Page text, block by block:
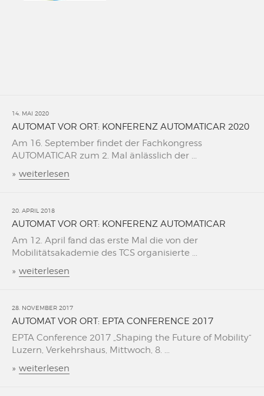
14. MAI 2020
AUTOMAT VOR ORT: KONFERENZ AUTOMATICAR 2020
Am 16. September findet der Fachkongress
AUTOMATICAR zum 2. Mal änlässlich der ...
» weiterlesen
20. APRIL 2018
AUTOMAT VOR ORT: KONFERENZ AUTOMATICAR
Am 12. April fand das erste Mal die von der
Mobilitätsakademie des TCS organisierte ...
» weiterlesen
28. NOVEMBER 2017
AUTOMAT VOR ORT: EPTA CONFERENCE 2017
EPTA Conference 2017 „Shaping the Future of Mobility“
Luzern, Verkehrshaus, Mittwoch, 8. ...
» weiterlesen